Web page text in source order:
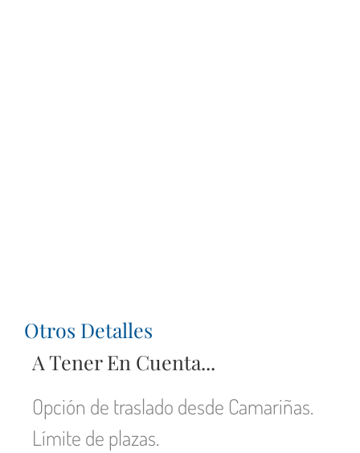
Otros Detalles
A Tener En Cuenta...
Opción de traslado desde Camariñas.
Límite de plazas.